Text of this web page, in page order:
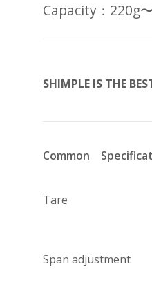
Capacity：220g
SHIMPLE IS THE
Common
Tare
Span adjustment